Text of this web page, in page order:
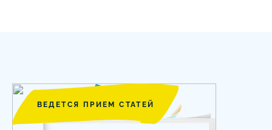
ВЕДЕТСЯ ПРИЕМ СТАТЕЙ